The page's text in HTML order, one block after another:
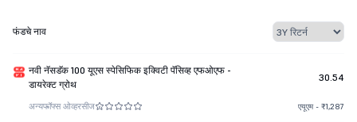
फंडचे नाव
नवी नॅसडॅक 100 यूएस स्पेसिफिक इक्विटी पॅसिव्ह एफओएफ -
डायरेक्ट ग्रोथ
30.54
अन्यफॉफ्स ओव्हरसीज एयूएम - ₹1,287